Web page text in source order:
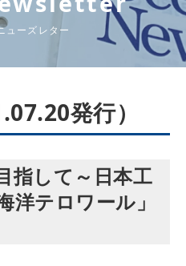
ューズレター
発行）
指して～日本工
洋テロワール」